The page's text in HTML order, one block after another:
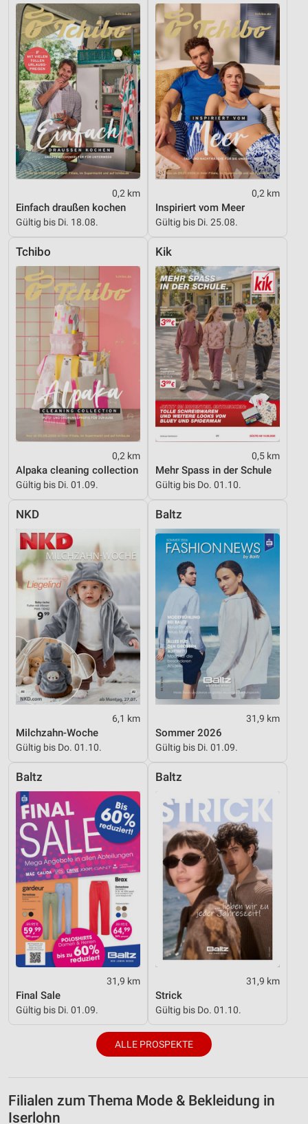
0,2 km
Einfach draußen kochen
Gültig bis Di. 18.08.
0,2 km
Inspiriert vom Meer
Gültig bis Di. 25.08.
Tchibo
0,2 km
Alpaka cleaning collection
Gültig bis Di. 01.09.
Kik
0,5 km
Mehr Spass in der Schule
Gültig bis Do. 01.10.
NKD
6,1 km
Milchzahn-Woche
Gültig bis Do. 01.10.
Baltz
31,9 km
Sommer 2026
Gültig bis Di. 01.09.
Baltz
31,9 km
Final Sale
Gültig bis Di. 01.09.
Baltz
31,9 km
Strick
Gültig bis Do. 01.10.
ALLE PROSPEKTE
Filialen zum Thema Mode & Bekleidung in
Iserlohn